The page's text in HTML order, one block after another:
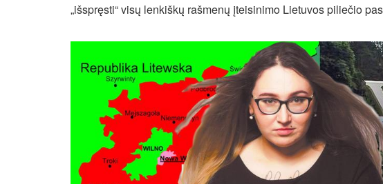
„išspręsti“ visų lenkiškų rašmenų įteisinimo Lietuvos piliečio